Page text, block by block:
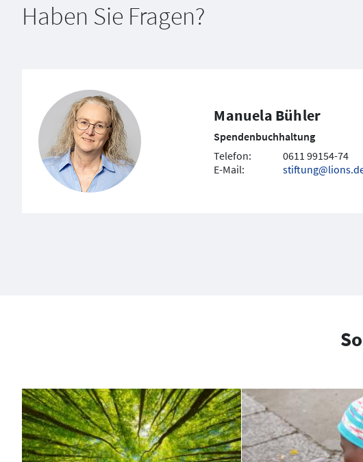
Haben Sie Fragen?
Manuela Bühler
Spendenbuchhaltung
Telefon:
0611 99154-74
E-Mail: